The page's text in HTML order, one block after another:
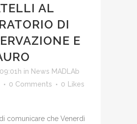
AL
DI
E
in News MADLAb
0 Comments 0 Likes
comunicare che Venerdì